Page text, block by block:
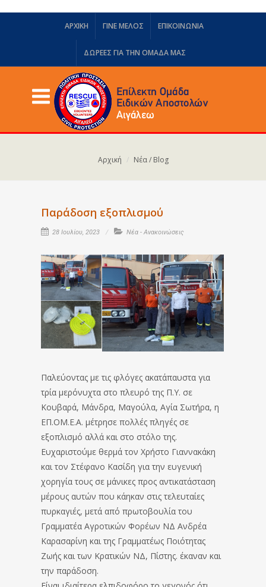
ΑΡΧΙΚΗ ΓΙΝΕ ΜΕΛΟΣ ΕΠΙΚΟΙΝΩΝΙΑ
ΔΩΡΕΈΣ ΓΙΑ ΤΗΝ ΟΜΆΔΑ ΜΑΣ
Αρχική Νέα / Blog
Παράδοση εξοπλισμού
28 Ιουλίου, 2023 Νέα - Ανακοινώσεις
Παλεύοντας με τις φλόγες ακατάπαυστα για
τρία μερόνυχτα στο πλευρό της Π.Υ. σε
Κουβαρά, Μάνδρα, Μαγούλα, Αγία Σωτήρα, η
ΕΠ.ΟΜ.Ε.Α. μέτρησε πολλές πληγές σε
εξοπλισμό αλλά και στο στόλο της.
Ευχαριστούμε θερμά τον Χρήστο Γιαννακάκη
και τον Στέφανο Κασίδη για την ευγενική
χορηγία τους σε μάνικες προς αντικατάσταση
μέρους αυτών που κάηκαν στις τελευταίες
πυρκαγιές, μετά από πρωτοβουλία του
Γραμματέα Αγροτικών Φορέων ΝΔ Ανδρέα
Καρασαρίνη και της Γραμματέως Ποιότητας
Ζωής και των Κρατικών ΝΔ, Πίστης. έκαναν και
την παράδοση.